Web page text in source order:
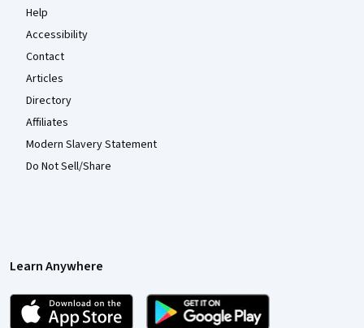
Help
Accessibility
Contact
Articles
Directory
Affiliates
Modern Slavery Statement
Do Not Sell/Share
Learn Anywhere